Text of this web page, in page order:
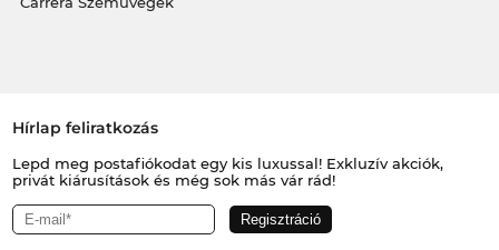
Hírlap feliratkozás
Lepd meg postafiókodat egy kis luxussal! Exkluzív akciók,
privát kiárusítások és még sok más vár rád!